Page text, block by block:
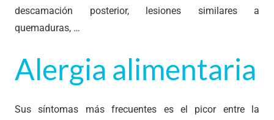
descamación posterior, lesiones similares a
quemaduras, …
Alergia alimentaria
Sus síntomas más frecuentes es el picor entre la